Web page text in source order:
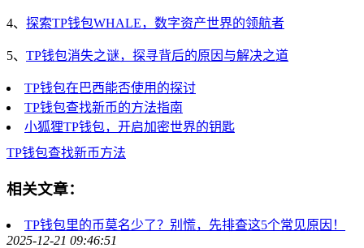
4、 探索TP钱包WHALE，数字资产世界的领航者
5、 TP钱包消失之谜，探寻背后的原因与解决之道
TP钱包在巴西能否使用的探讨
TP钱包查找新币的方法指南
小狐狸TP钱包，开启加密世界的钥匙
TP钱包查找新币方法
相关文章：
TP钱包里的币莫名少了？别慌，先排查这5个常见原因！
2025-12-21 09:46:51